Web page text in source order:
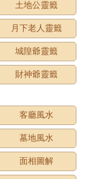
土地公靈籤
月下老人靈籤
城隍爺靈籤
財神爺靈籤
客廳風水
墓地風水
面相圖解